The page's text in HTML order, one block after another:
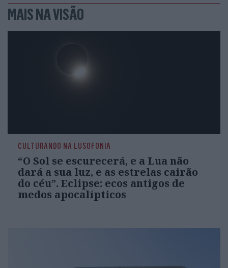
MAIS NA VISÃO
CULTURANDO NA LUSOFONIA
“O Sol se escurecerá, e a Lua não
dará a sua luz, e as estrelas cairão
do céu”. Eclipse: ecos antigos de
medos apocalípticos